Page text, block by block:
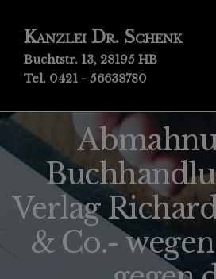
Kanzlei Dr. Schenk
Buchtstr. 13, 28195 HB
Tel. 0421 - 56638780
Verlag
& Co.-